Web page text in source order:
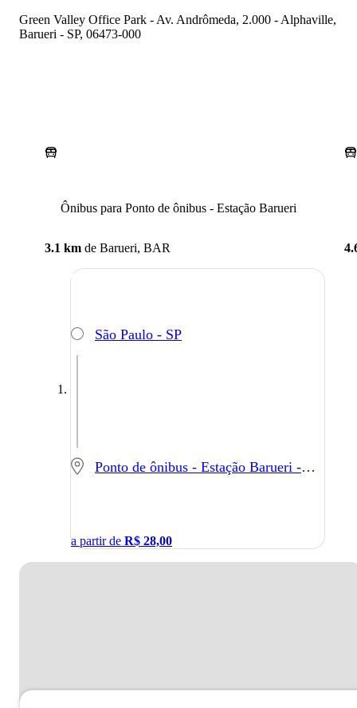
Green Valley Office Park - Av. Andrômeda, 2.000 - Alphaville,
Barueri - SP, 06473-000
Ônibus para Ponto de ônibus - Estação Barueri
3.1 km de Barueri, BAR
São Paulo - SP
Ponto de ônibus - Estação Barueri - Barueri - SP
a partir de R$ 28,00